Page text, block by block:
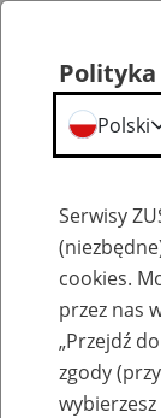
Szkolenia
Polityka
Polski
Serwisy
cookies.
przez nas
„Przejdź
zgody